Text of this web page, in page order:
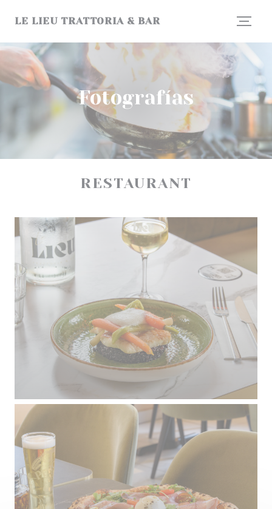
LE LIEU TRATTORIA & BAR
Fotografías
RESTAURANT